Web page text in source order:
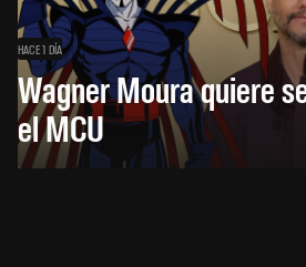
HACE 1 DÍA
Wagner Moura quiere
el MCU